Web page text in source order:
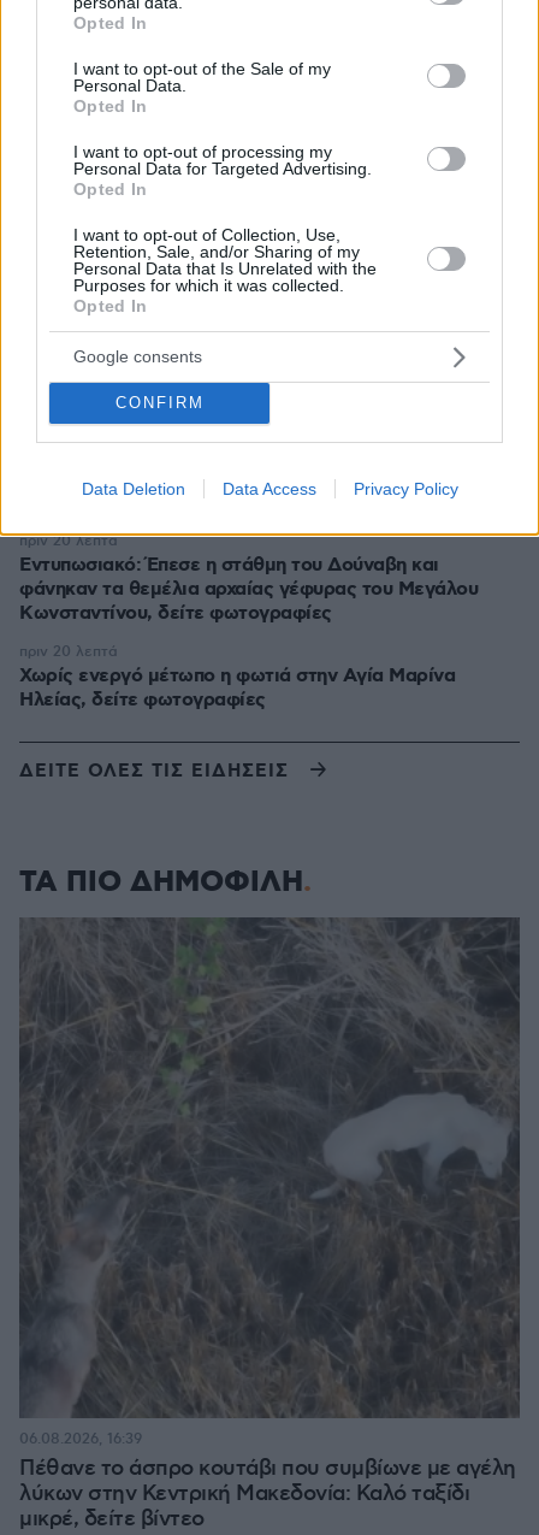
grant or deny consent to Google and its third-party tags to
use your data for below specified purposes in below Google
consent section.
Opted In
I want to opt-out of the Sale of my
Personal Data.
Opted In
I want to opt-out of processing my
Personal Data for Targeted Advertising.
Opted In
I want to opt-out of Collection, Use,
Retention, Sale, and/or Sharing of my
Personal Data that Is Unrelated with the
Purposes for which it was collected.
Opted In
Google consents
CONFIRM
Data Deletion Data Access Privacy Policy
σκύλους; Η απάντηση θα σας εκπλήξει
Τουλάχιστον 25 τραυματίες, οι επτά σοβαρά, από
σύγκρουση δύο τραμ στο Γκελζενκίρχεν της Γερμανίας,
βίντεο
Μυστηριώδεις θάνατοι ταράνδων στο αρχιπέλαγος
Σβάλμπαρντ στη Νορβηγία
πριν 9 λεπτά
Σούπερ Καπ: Ο Παπαπέτρου διαιτητής του τελικού της
ΑΕΚ με τον ΟΦΗ
πριν 11 λεπτά
Μία διαδρομή στα πέτρινα χωριά της Μάνης
πριν 16 λεπτά
Renault 4 E-Tech electric: Ελευθερία για πάντα! (+video)
Ποιο αυτοκίνητο βενζίνης έκανε 1.980 χλμ με έναν
ανεφοδιασμό;
Εντυπωσιακό: Έπεσε η στάθμη του Δούναβη και
φάνηκαν τα θεμέλια αρχαίας γέφυρας του Μεγάλου
Κωνσταντίνου, δείτε φωτογραφίες
πριν 20 λεπτά
Χωρίς ενεργό μέτωπο η φωτιά στην Aγία Μαρίνα
Ηλείας, δείτε φωτογραφίες
πριν 20 λεπτά
ΔΕΙΤΕ ΟΛΕΣ ΤΙΣ ΕΙΔΗΣΕΙΣ
ΤΑ ΠΙΟ ΔΗΜΟΦΙΛΗ
Πέθανε το άσπρο κουτάβι που συμβίωνε με αγέλη
λύκων στην Κεντρική Μακεδονία: Καλό ταξίδι
μικρέ, δείτε βίντεο
06.08.2026, 16:39